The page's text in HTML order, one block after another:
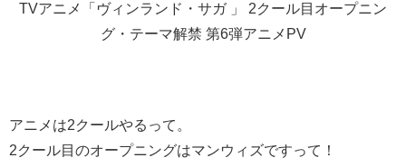
TVアニメ「ヴィンランド・サガ 」 2クール目オープニン
グ・テーマ解禁 第6弾アニメPV
アニメは2クールやるって。
2クール目のオープニングはマンウィズですって！